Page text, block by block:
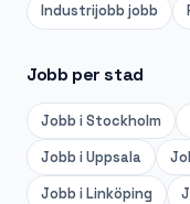
Industrijobb jobb
Jobb per stad
Jobb iStockholm
Jobb iUppsala
Jobb iLinköping